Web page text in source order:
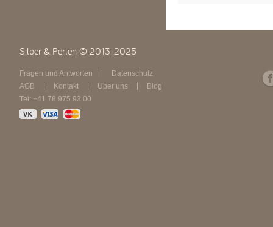
Silber & Perlen © 2013-2025
Fragen und Antworten
Datenschutz
AGB
Kontakt Über uns
Blog
Tel: +41 78 975 93 00